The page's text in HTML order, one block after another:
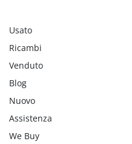
Usato
Ricambi
Venduto
Blog
Nuovo
Assistenza
We Buy